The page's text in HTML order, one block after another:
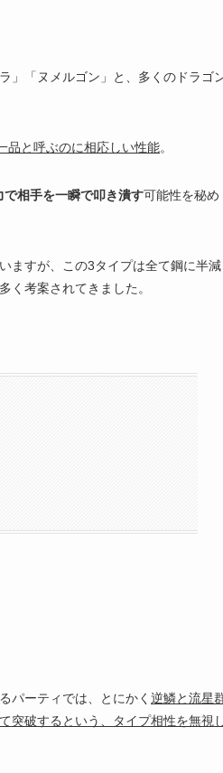
」「ヌメルゴン」と、多くのドラゴ
品と呼ぶのに相応しい性能。
で相手を一瞬で叩き潰す可能性を秘め
ますが、この3タイプは全て鋼に半減
く考案されてきました。
パーティでは、とにかく 逆鱗と流星
突破するという、タイプ相性を無視